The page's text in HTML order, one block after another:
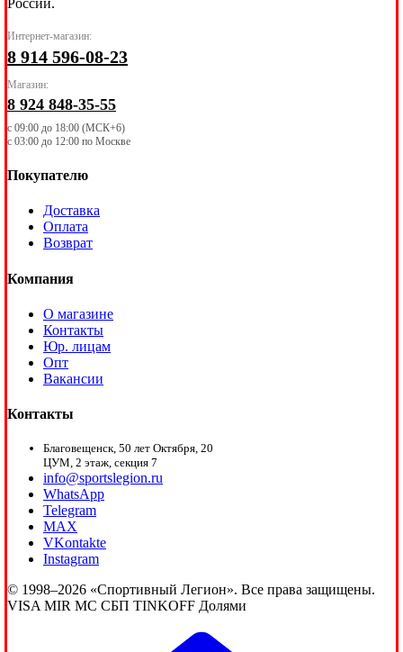
Интернет-магазин:
8 914 596-08-23
Магазин:
8 924 848-35-55
с 09:00 до 18:00 (МСК+6)
с 03:00 до 12:00 по Москве
Покупателю
Доставка
Оплата
Возврат
Компания
О магазине
Контакты
Юр. лицам
Опт
Вакансии
Контакты
Благовещенск, 50 лет Октября, 20
ЦУМ, 2 этаж, секция 7
info@sportslegion.ru
WhatsApp
Telegram
MAX
VKontakte
Instagram
© 1998–2026 «Спортивный Легион». Все права защищены.
VISA MIR MC СБП TINKOFF Долями